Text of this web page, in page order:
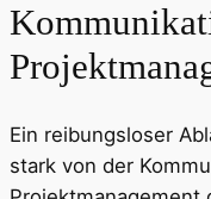
Ein reibungsloser
stark von der